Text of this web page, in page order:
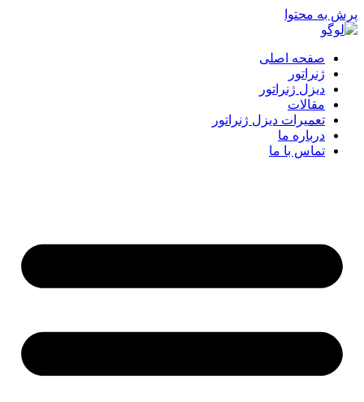
پرش به محتوا
صفحه اصلی
ژنراتور
دیزل ژنراتور
مقالات
تعمیرات دیزل ژنراتور
درباره ما
تماس با ما